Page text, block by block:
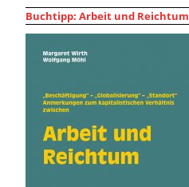
Buchtipp: Arbeit und Reichtum